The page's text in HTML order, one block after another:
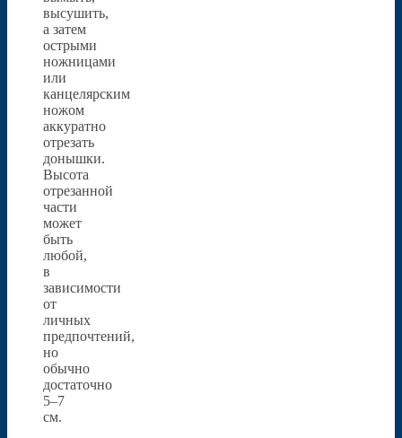
высушить,
а затем
острыми
ножницами
или
канцелярским
ножом
аккуратно
отрезать
донышки.
Высота
отрезанной
части
может
быть
любой,
в
зависимости
от
личных
предпочтений,
но
обычно
достаточно
5–7
см.